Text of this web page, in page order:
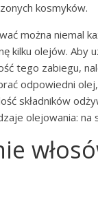
kosmyków.
można niemal
kilku olejów. Aby
tego zabiegu,
odpowiedni
składników
olejowania: na